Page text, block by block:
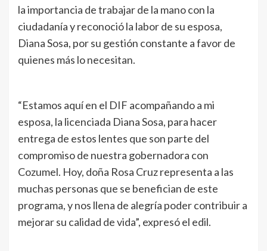
la importancia de trabajar de la mano con la
ciudadanía y reconoció la labor de su esposa,
Diana Sosa, por su gestión constante a favor de
quienes más lo necesitan.
“Estamos aquí en el DIF acompañando a mi
esposa, la licenciada Diana Sosa, para hacer
entrega de estos lentes que son parte del
compromiso de nuestra gobernadora con
Cozumel. Hoy, doña Rosa Cruz representa a las
muchas personas que se benefician de este
programa, y nos llena de alegría poder contribuir a
mejorar su calidad de vida”, expresó el edil.